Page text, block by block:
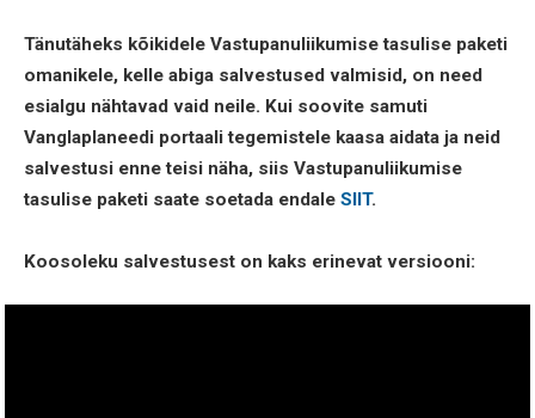
Tänutäheks kõikidele Vastupanuliikumise tasulise paketi
omanikele, kelle abiga salvestused valmisid, on need
esialgu nähtavad vaid neile. Kui soovite samuti
Vanglaplaneedi portaali tegemistele kaasa aidata ja neid
salvestusi enne teisi näha, siis Vastupanuliikumise
tasulise paketi saate soetada endale SIIT.
Koosoleku salvestusest on kaks erinevat versiooni: